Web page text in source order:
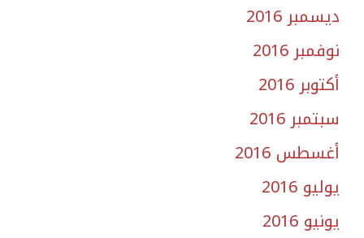
ديسمبر 2016
نوفمبر 2016
أكتوبر 2016
سبتمبر 2016
أغسطس 2016
يوليو 2016
يونيو 2016